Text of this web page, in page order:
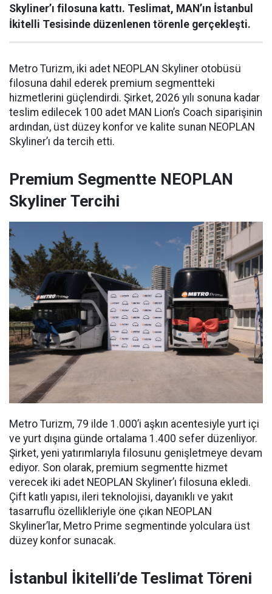
Skyliner’ı filosuna kattı. Teslimat, MAN’ın İstanbul
İkitelli Tesisinde düzenlenen törenle gerçekleşti.
Metro Turizm, iki adet NEOPLAN Skyliner otobüsü
filosuna dahil ederek premium segmentteki
hizmetlerini güçlendirdi. Şirket, 2026 yılı sonuna kadar
teslim edilecek 100 adet MAN Lion’s Coach siparişinin
ardından, üst düzey konfor ve kalite sunan NEOPLAN
Skyliner’ı da tercih etti.
Premium Segmentte NEOPLAN
Skyliner Tercihi
Metro Turizm, 79 ilde 1.000’i aşkın acentesiyle yurt içi
ve yurt dışına günde ortalama 1.400 sefer düzenliyor.
Şirket, yeni yatırımlarıyla filosunu genişletmeye devam
ediyor. Son olarak, premium segmentte hizmet
verecek iki adet NEOPLAN Skyliner’ı filosuna ekledi.
Çift katlı yapısı, ileri teknolojisi, dayanıklı ve yakıt
tasarruflu özellikleriyle öne çıkan NEOPLAN
Skyliner’lar, Metro Prime segmentinde yolculara üst
düzey konfor sunacak.
İstanbul İkitelli’de Teslimat Töreni